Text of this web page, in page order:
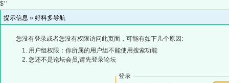
$' '
提示信息 » 好料多导航
您没有登录或者您没有权限访问此页面，可能有如下几个原因:
用户组权限：你所属的用户组不能使用搜索功能
您还不是论坛会员,请先登录论坛
登录